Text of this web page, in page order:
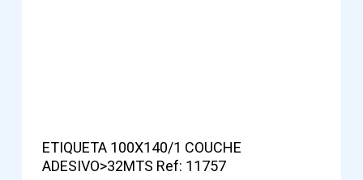
ETIQUETA 100X140/1 COUCHE
ADESIVO>32MTS Ref: 11757